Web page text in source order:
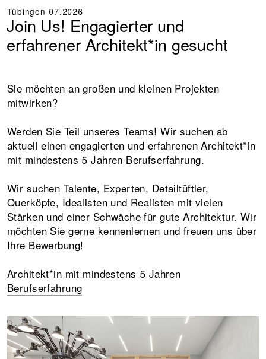
Tübingen 07.2026
Join Us! Engagierter und
erfahrener Architekt*in gesucht
Sie möchten an großen und kleinen Projekten
mitwirken?
Werden Sie Teil unseres Teams! Wir suchen ab
aktuell einen engagierten und erfahrenen Architekt*in
mit mindestens 5 Jahren Berufserfahrung.
Wir suchen Talente, Experten, Detailtüftler,
Querköpfe, Idealisten und Realisten mit vielen
Stärken und einer Schwäche für gute Architektur. Wir
möchten Sie gerne kennenlernen und freuen uns über
Ihre Bewerbung!
Architekt*in mit mindestens 5 Jahren
Berufserfahrung